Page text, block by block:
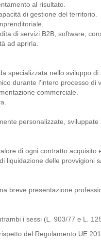
al risultato.
di gestione del territorio.
di servizi B2B, software,
ad aprirla.
specializzata nello sviluppo di
durante l'intero processo di
commerciale.
personalizzate,
di ogni contratto
liquidazione delle provvigioni
breve presentazione
i sessi (L. 903/77 e L.
del Regolamento UE